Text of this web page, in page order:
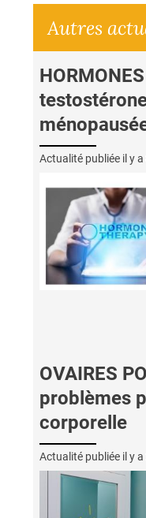
Autres
Actualité publiée il y a
OVAIRES
problèmes
corporelle
Actualité publiée il y a